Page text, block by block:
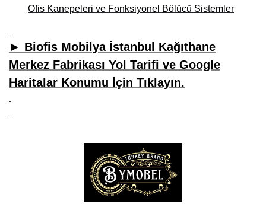
Ofis Kanepeleri ve Fonksiyonel Bölücü Sistemler
► Biofis Mobilya İstanbul Kağıthane
Merkez Fabrikası Yol Tarifi ve Google
Haritalar Konumu İçin Tıklayın.